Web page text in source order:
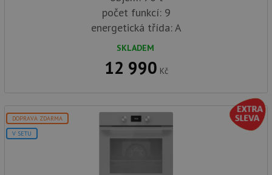
počet funkcí: 9
energetická třída: A
SKLADEM
12 990 Kč
DOPRAVA ZDARMA
V SETU